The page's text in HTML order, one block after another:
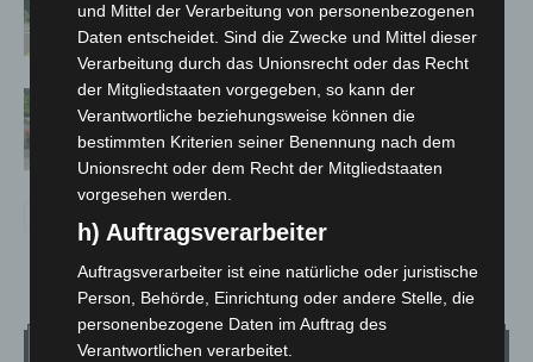
Neuwarmbüchen schnell eingedämmt
Region Hannover: 21 neue
Notfallsanitäter starten beim Roten
Kreuz
Wetter
und Mittel der Verarbeitung von personenbezogenen
Daten entscheidet. Sind die Zwecke und Mittel dieser
Verarbeitung durch das Unionsrecht oder das Recht
der Mitgliedstaaten vorgegeben, so kann der
Verantwortliche beziehungsweise können die
bestimmten Kriterien seiner Benennung nach dem
Unionsrecht oder dem Recht der Mitgliedstaaten
vorgesehen werden.
h) Auftragsverarbeiter
Auftragsverarbeiter ist eine natürliche oder juristische
Person, Behörde, Einrichtung oder andere Stelle, die
personenbezogene Daten im Auftrag des
Verantwortlichen verarbeitet.